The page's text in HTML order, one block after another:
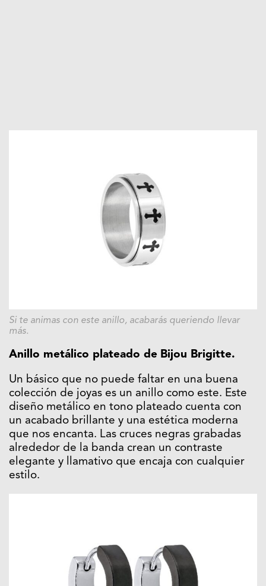
Si te animas con este anillo, acabarás queriendo llevar
más.
Anillo metálico plateado de Bijou Brigitte.
Un básico que no puede faltar en una buena
colección de joyas es un anillo como este. Este
diseño metálico en tono plateado cuenta con
un acabado brillante y una estética moderna
que nos encanta. Las cruces negras grabadas
alrededor de la banda crean un contraste
elegante y llamativo que encaja con cualquier
estilo.